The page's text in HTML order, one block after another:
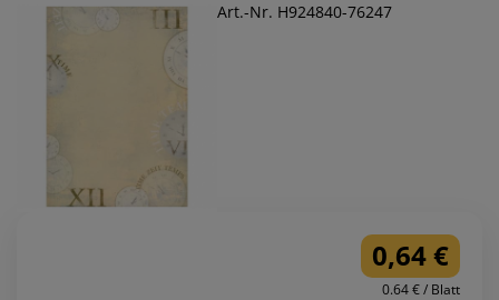
Art.-Nr. H924840-76247
0,64 €
0.64 € / Blatt